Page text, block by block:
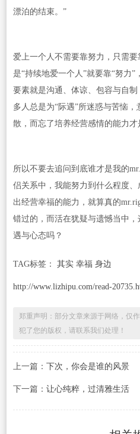
漂泊的结束。”
爱上一个人不需要靠努力，只需
是“持续地爱一个人”就要靠“努力
要素就是沟通、体谅、包容与自
多人总是为“际遇”所迷惑与苦恼
散，而忘了培养经营感情的能力才
所以不要去追问到底谁才是我的
侣关系中，我能努力到什么程度
出经营幸福的能力，就算真的
错过的，而活在犹疑与遗憾当中
遇与心态吗？
TAG标签： 其实 幸福 身边
http://www.lizhipu.com/read-
郑重声明：部分文章来源于网络，仅
犯了您的版权，请联系我们处理！
上一篇： 下次，你会是谁的风景
下一篇： 让心纯粹，过清雅生活